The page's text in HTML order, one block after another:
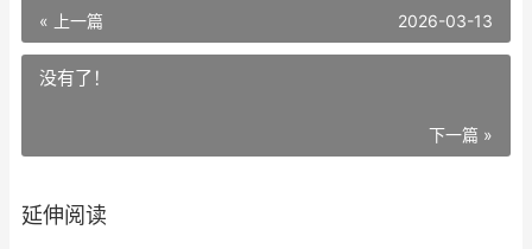
« 上一篇 2026-03-13
没有了！
下一篇 »
延伸阅读